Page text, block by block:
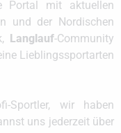
Portal mit aktuellen
und der Nordischen
Langlauf-Community
Lieblingssportarten
Sportler, wir haben
uns jederzeit über